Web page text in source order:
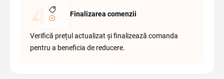
Finalizarea comenzii
Verifică prețul actualizat și finalizează comanda
pentru a beneficia de reducere.